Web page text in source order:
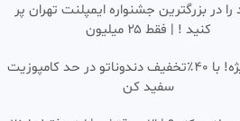
فیلم سینمایی احضار: آخرین
مراسم با زیر نویس فارسی The
Conjuring: Last Rites 2025
•
فیلم سینمایی فرمول یک با دوبله
در بزرگترین جشنواره ایمپلنت تهران پر
کنید ! | فقط ۲۵ میلیون
فرصت ویژه! با 40٪تخفیف دندوناتو در حد کامپوزیت
سفید کن